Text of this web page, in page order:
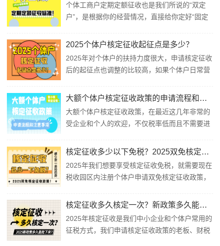
合规享受现代服务业核定征收政策？”智小账今天
特意整理了这篇文章带领大家一起具体了解一...
个体工商户定期定额征收也是我们所说的“双定
户”，是根据你的经营情况，直接给你定好“固定
经营规模小，又确无建账能力，经主管税务机关
户，下面我们跟随智小账一起来具体了解一下
2025个体工商户定期定额征收标准吧！个体工
2025个体户核定征收起征点是多少？
2025年对个体户的扶持力度很大，申请核定征收
后的起征点也调整的比较高，如果个体户日常营
受免征增值税和所得税，综合税率为零！那么
随智小账一起来具体了解一下吧！2025个体户核
定征收起征点：1、个体户核定征收起征点...
大额个体户核定征收政策的申请流程和注意事项！
大额个体户核定征收政策，在最近这几年非常的
受企业和个人的欢迎，不仅税率低而且不需要进
会在核定征收园区注册大额核定征收个体户，用
天智小账就带领大家一起来具体了解一下大额个
体户核定征收政策的申请流程和注意事项！大额
核定征收多少以下免税？2025双免核定征收政策！
2025年我们想要享受核定征收免税，就需要现在
税收园区内注册个体户申请双免核定征收政策，
增值税普通发票免税、个人所得税免税、附加税
大的时候，还可以再在部分税收优惠园区，申请
大额核定征收综合税率1.56%！2025核...
核定征收多久核定一次？新政策多久能批下来？
2025年核定征收是我们中小企业和个体户常用的
征税方式，我们申请核定征收政策的老板、财税